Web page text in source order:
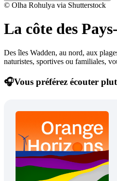
© Olha Rohulya via Shutterstock
La côte des
Des îles Wadden, au nord, aux
naturistes, sportives ou familiales,
🎧Vous préférez écouter